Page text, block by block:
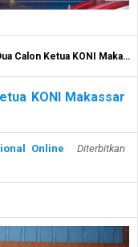
KONI Makassar Kembalikan Formulir
KONI Makassar
Online
Diterbitkan